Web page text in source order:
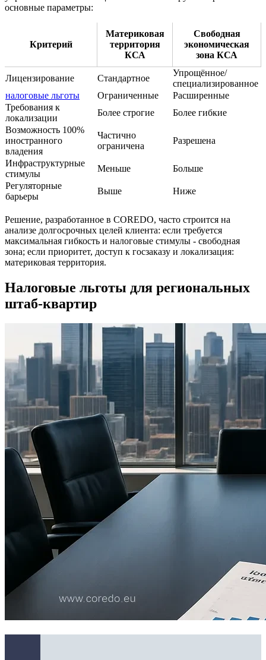
основные параметры:
Критерий
Материковая
территория
КСА
Свободная
экономическая
зона КСА
Лицензирование Стандартное
Упрощённое/
специализированное
налоговые льготы
Ограниченные
Расширенные
Требования к
локализации
Более строгие
Более гибкие
Возможность 100%
иностранного
владения
Частично
ограничена
Разрешена
Инфраструктурные
стимулы
Меньше
Больше
Регуляторные
барьеры
Выше Ниже
Решение, разработанное в COREDO, часто строится на
анализе долгосрочных целей клиента: если требуется
максимальная гибкость и налоговые стимулы - свободная
зона; если приоритет, доступ к госзаказу и локализация:
материковая территория.
Налоговые льготы для региональных
штаб-квартир